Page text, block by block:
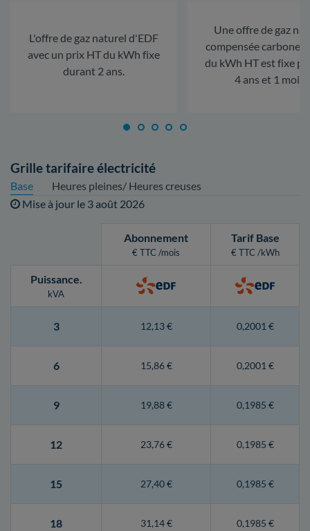
L'offre de gaz naturel d'EDF
avec un prix HT du kWh fixe
durant 2 ans.
Une offre de gaz
compensée carbone.
du kWh HT est fixe
4 ans et 1 mois.
Grille tarifaire électricité
Base
Heures pleines/ Heures creuses
Mise à jour le 3 août 2026
Abonnement
€ TTC /mois
Tarif Base
€ TTC /kWh
Puissance.
kVA
3 12,13 € 0,2001 €
6 15,86 € 0,2001 €
9 19,88 € 0,1985 €
12 23,76 € 0,1985 €
15 27,40 € 0,1985 €
18 31,14 € 0,1985 €